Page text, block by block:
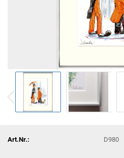
Art.Nr.: D980